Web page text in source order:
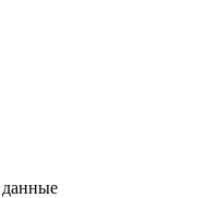
данные